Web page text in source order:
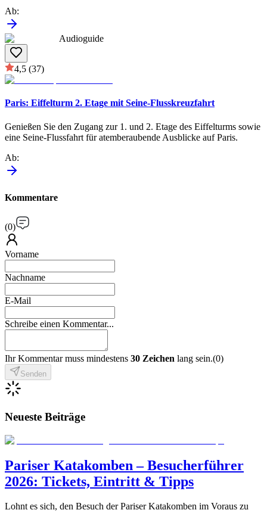
Ab:
Audioguide
4,5 (37)
Paris: Eiffelturm 2. Etage mit Seine-Flusskreuzfahrt
Genießen Sie den Zugang zur 1. und 2. Etage des Eiffelturms sowie
eine Seine-Flussfahrt für atemberaubende Ausblicke auf Paris.
Ab:
Kommentare
(0)
Vorname
Nachname
E-Mail
Schreibe einen Kommentar...
Ihr Kommentar muss mindestens 30 Zeichen lang sein.(0)
Senden
Neueste Beiträge
Pariser Katakomben – Besucherführer
2026: Tickets, Eintritt & Tipps
Lohnt es sich, den Besuch der Pariser Katakomben im Voraus zu